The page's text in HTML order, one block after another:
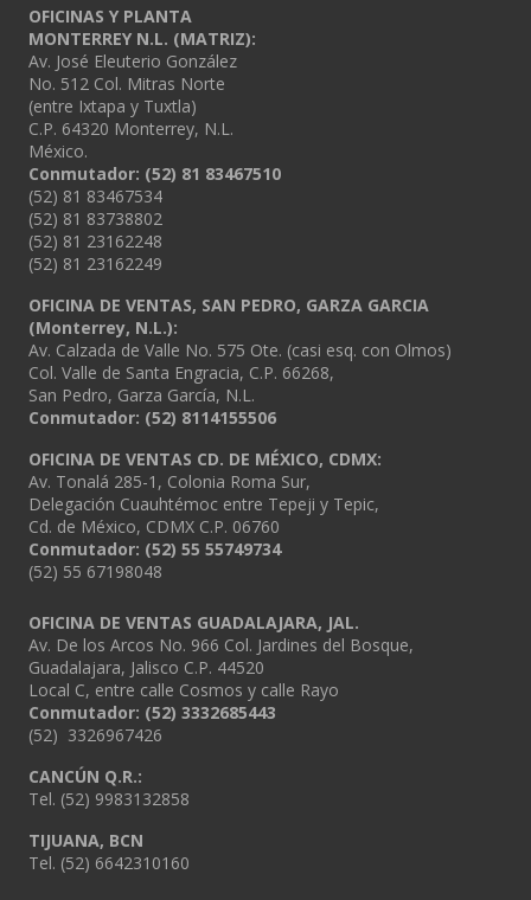
OFICINAS Y PLANTA
MONTERREY N.L. (MATRIZ):
Av. José Eleuterio González
No. 512 Col. Mitras Norte
(entre Ixtapa y Tuxtla)
C.P. 64320 Monterrey, N.L.
México.
Conmutador: (52) 81 83467510
(52) 81 83467534
(52) 81 83738802
(52) 81 23162248
(52) 81 23162249
OFICINA DE VENTAS, SAN PEDRO, GARZA GARCIA
(Monterrey, N.L.):
Av. Calzada de Valle No. 575 Ote. (casi esq. con Olmos)
Col. Valle de Santa Engracia, C.P. 66268,
San Pedro, Garza García, N.L.
Conmutador: (52) 8114155506
OFICINA DE VENTAS CD. DE MÉXICO, CDMX:
Av. Tonalá 285-1, Colonia Roma Sur,
Delegación Cuauhtémoc entre Tepeji y Tepic,
Cd. de México, CDMX C.P. 06760
Conmutador: (52) 55 55749734
(52) 55 67198048
OFICINA DE VENTAS GUADALAJARA, JAL.
Av. De los Arcos No. 966 Col. Jardines del Bosque,
Guadalajara, Jalisco C.P. 44520
Local C, entre calle Cosmos y calle Rayo
Conmutador: (52) 3332685443
(52) 3326967426
CANCÚN Q.R.:
Tel. (52) 9983132858
TIJUANA, BCN
Tel. (52) 6642310160